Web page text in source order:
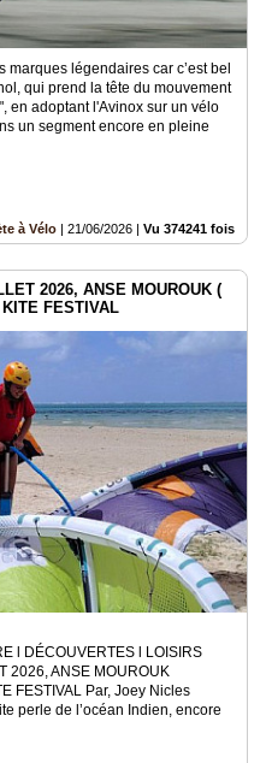
marques légendaires car c’est bel
qui prend la tête du mouvement
en adoptant l'Avinox sur un vélo
un segment encore en pleine
à Vélo | 21/06/2026 | Vu 374241 fois
2026, ANSE MOUROUK (
FESTIVAL
l DÉCOUVERTES l LOISIRS
2026, ANSE MOUROUK
FESTIVAL Par, Joey Nicles
perle de l’océan Indien, encore